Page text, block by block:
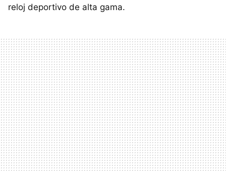
reloj deportivo de alta gama.